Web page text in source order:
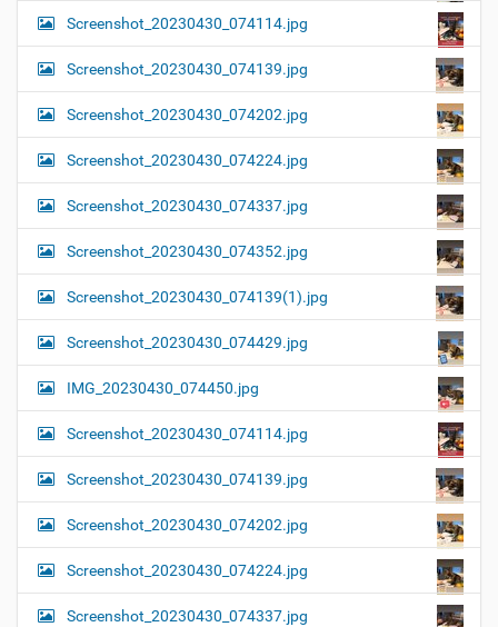
Screenshot_20230430_074114.jpg
Screenshot_20230430_074139.jpg
Screenshot_20230430_074202.jpg
Screenshot_20230430_074224.jpg
Screenshot_20230430_074337.jpg
Screenshot_20230430_074352.jpg
Screenshot_20230430_074139(1).jpg
Screenshot_20230430_074429.jpg
IMG_20230430_074450.jpg
Screenshot_20230430_074114.jpg
Screenshot_20230430_074139.jpg
Screenshot_20230430_074202.jpg
Screenshot_20230430_074224.jpg
Screenshot_20230430_074337.jpg